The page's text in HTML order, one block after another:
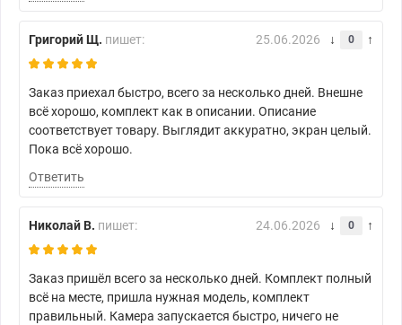
Григорий Щ. пишет: 25.06.2026 0
Заказ приехал быстро, всего за несколько дней. Внешне
всё хорошо, комплект как в описании. Описание
соответствует товару. Выглядит аккуратно, экран целый.
Пока всё хорошо.
Ответить
Николай В. пишет: 24.06.2026 0
Заказ пришёл всего за несколько дней. Комплект полный
всё на месте, пришла нужная модель, комплект
правильный. Камера запускается быстро, ничего не